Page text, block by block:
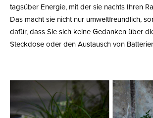
tagsüber Energie, mit der sie nachts Ihren
Das macht sie nicht nur umweltfreundlich,
dafür, dass Sie sich keine Gedanken über
Steckdose oder den Austausch von